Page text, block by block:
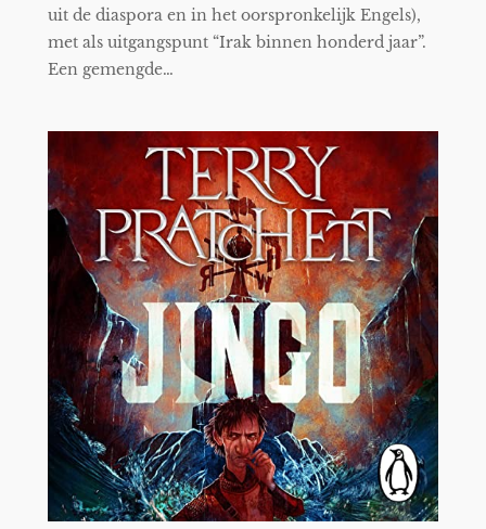
uit de diaspora en in het oorspronkelijk Engels),
met als uitgangspunt “Irak binnen honderd jaar”.
Een gemengde…